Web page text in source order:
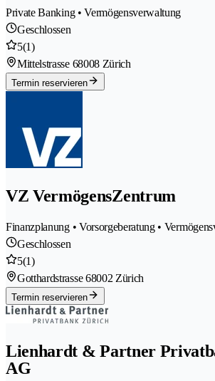
Private Banking • Vermögensverwaltung
Geschlossen
5(1)
Mittelstrasse 68008 Zürich
Termin reservieren
VZ VermögensZentrum
Finanzplanung • Vorsorgeberatung •
Geschlossen
5(1)
Gotthardstrasse 68002 Zürich
Termin reservieren
Lienhardt & Partner
AG